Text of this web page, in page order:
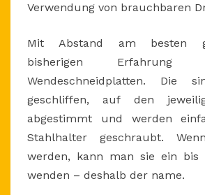
Verwendung von brauchbaren
Mit Abstand am besten
bisherigen
Wendeschneidplatten. Die
geschliffen, auf den
abgestimmt und werden
Stahlhalter geschraubt.
werden, kann man sie ein bis
wenden – deshalb der name.